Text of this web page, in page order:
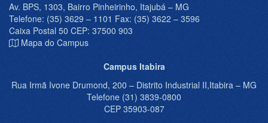
Av. BPS, 1303, Bairro Pinheirinho, Itajubá – MG
Telefone: (35) 3629 – 1101 Fax: (35) 3622 – 3596
Caixa Postal 50 CEP: 37500 903
Mapa do Campus
Campus Itabira
Rua Irmã Ivone Drumond, 200 – Distrito Industrial II,Itabira – MG
Telefone (31) 3839-0800
CEP 35903-087